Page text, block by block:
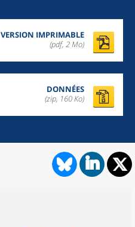
VERSION IMPRIMABLE
(pdf, 2 Mo)
DONNÉES
(zip, 160 Ko)